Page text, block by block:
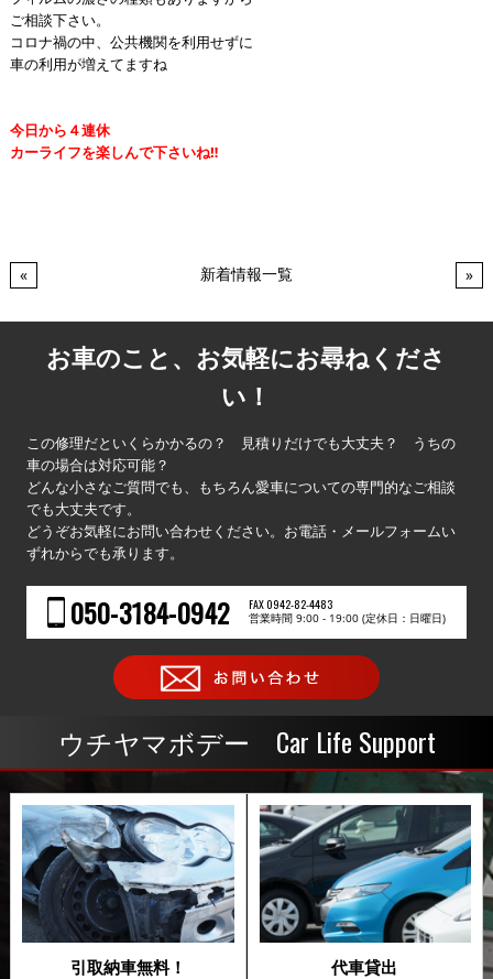
ご相談下さい。
コロナ禍の中、公共機関を利用せずに
車の利用が増えてますね
今日から４連休
カーライフを楽しんで下さいね‼
« 新着情報一覧 »
お車のこと、お気軽にお尋ねくださ
い！
この修理だといくらかかるの？ 見積りだけでも大丈夫？ うちの
車の場合は対応可能？
どんな小さなご質問でも、もちろん愛車についての専門的なご相談
でも大丈夫です。
どうぞお気軽にお問い合わせください。お電話・メールフォームい
ずれからでも承ります。
050-3184-0942 FAX 0942-82-4483
営業時間 9:00 - 19:00 (定休日：日曜日)
ウチヤマボデー Car Life Support
引取納車無料！ 代車貸出